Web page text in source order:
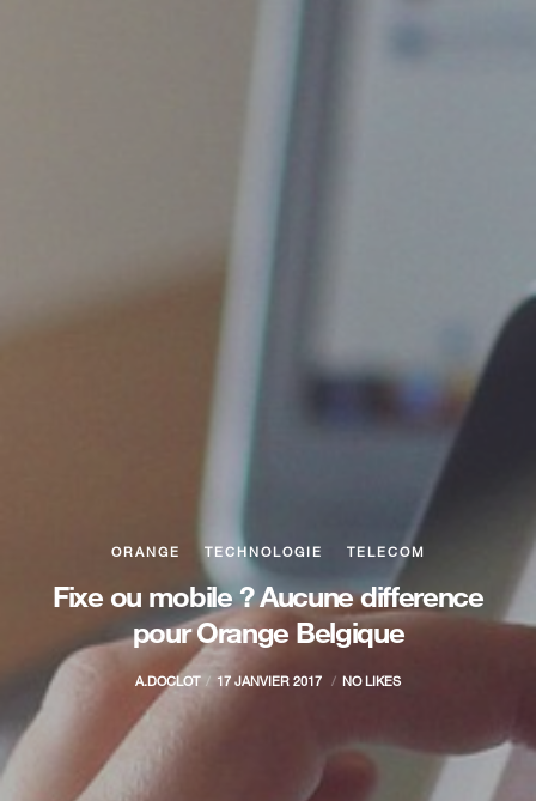
ORANGE TECHNOLOGIE TELECOM
Fixe ou mobile ? Aucune difference
pour Orange Belgique
A.DOCLOT 17 JANVIER 2017 NO LIKES